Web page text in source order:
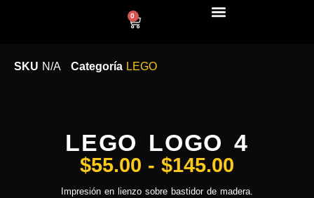
0
SKU N/A Categoría LEGO
LEGO LOGO 4
$55.00 - $145.00
Impresión en lienzo sobre bastidor de madera.